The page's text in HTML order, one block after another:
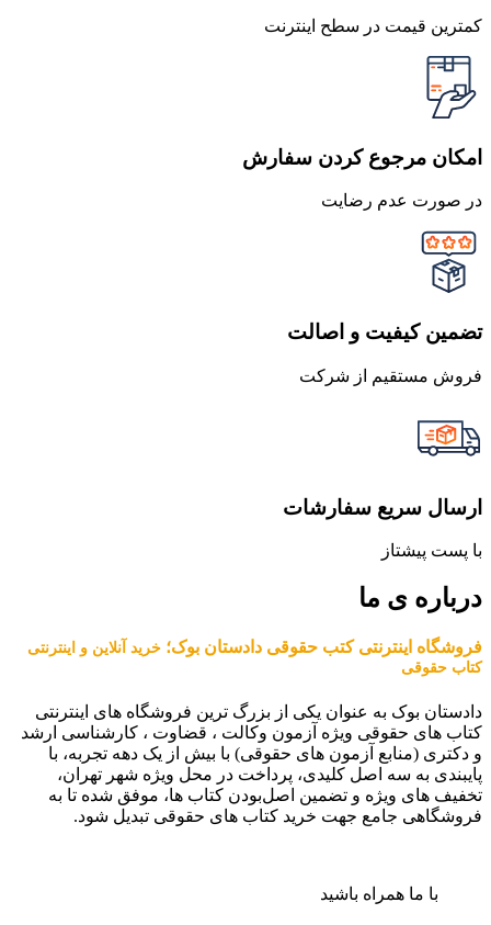
کمترین قیمت در سطح اینترنت
امکان مرجوع کردن سفارش
در صورت عدم رضایت
تضمین کیفیت و اصالت
فروش مستقیم از شرکت
ارسال سریع سفارشات
با پست پیشتاز
درباره ی ما
فروشگاه اینترنتی کتب حقوقی دادستان بوک؛ خرید آنلاین و اینترنتی
کتاب حقوقی
دادستان بوک به عنوان یکی از بزرگ ترین فروشگاه های اینترنتی
کتاب های حقوقی ویژه آزمون وکالت ، قضاوت ، کارشناسی ارشد
و دکتری (منابع آزمون های حقوقی) با بیش از یک دهه تجربه، با
پایبندی به سه اصل کلیدی، پرداخت در محل ویژه شهر تهران،
تخفیف های ویژه و تضمین اصل‌بودن کتاب ها، موفق شده تا به
فروشگاهی جامع جهت خرید کتاب های حقوقی تبدیل شود.
با ما همراه باشید